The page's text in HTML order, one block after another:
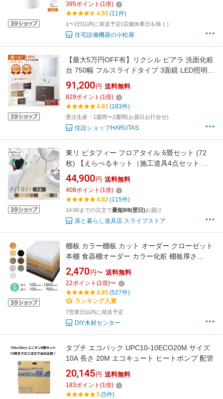
395ポイント (1倍)
4.55(11件)
1〜2日以内に発送予定(店舗休業日を除く)
住宅設備機器の小松屋
【最大5万円OFF有】リクシル ピアラ 洗面化粧
台 750幅 フルスライドタイプ 3面鏡 LED照明
全収納 【AR3FH-755SY + MAR2-753TXS】扉
スタンダード メーカー保証付 モデル 最新モデ
ル 75cm LIXIL 洗面台 コンパクト リフォーム
91,200 円 送料無料
829ポイント (1倍)
4.81(183件)
受注生産・1週間〜2週間(お届日お打合せ)
住設ショップHARUTAS
東リ ピタフィー フロアタイル 6畳セット (72
枚) 【えらべるキット（施工道具4点セット ／
お掃除道具4点セット）】 | 賃貸OK・現状回復
可・フローリング調・床リフォーム 【土・日・
祝日/配送指定可能店】置くだけフローリング
44,900 円 送料無料
408ポイント (1倍)
4.82(115件)
14:00までの注文で最短8/8(翌日)お届け
床と暮らし道具店 スライブストア
棚板 カラー棚板 カット オーダー クローゼット
本棚 食器棚オーダー カラー化粧 棚板厚さ
20mm長さ100mm〜1800mm奥行100mm〜
900mm長さ1面はテープ処理済みカラー棚板 オ
ーダー メイド 国内生産 フリーサイズ カラー
2,470 円〜 送料無料
22ポイント (1倍)〜
4.85(527件)
ランキング入賞
7営業日以内に発送予定
DIY木材センター
タブチ エコパック UPC10-10ECO20M サイズ
10A 長さ 20M エコキュート ヒートポンプ 配管
20,145 円 送料無料
183ポイント (1倍)
5(5件)